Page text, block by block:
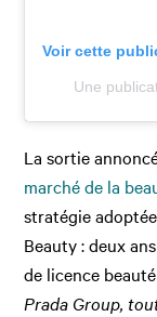
Voir cette
Une
La sortie
marché de la
stratégie
Beauty : deux
de licence
Prada Group,